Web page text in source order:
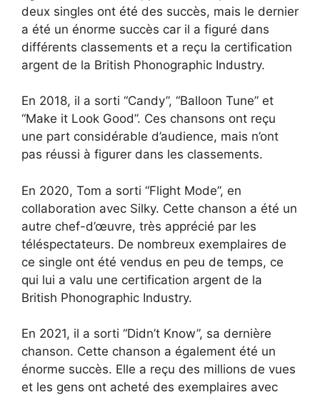
deux singles ont été des succès, mais le dernier
a été un énorme succès car il a figuré dans
différents classements et a reçu la certification
argent de la British Phonographic Industry.
En 2018, il a sorti “Candy”, “Balloon Tune” et
“Make it Look Good”. Ces chansons ont reçu
une part considérable d’audience, mais n’ont
pas réussi à figurer dans les classements.
En 2020, Tom a sorti “Flight Mode”, en
collaboration avec Silky. Cette chanson a été un
autre chef-d’œuvre, très apprécié par les
téléspectateurs. De nombreux exemplaires de
ce single ont été vendus en peu de temps, ce
qui lui a valu une certification argent de la
British Phonographic Industry.
En 2021, il a sorti “Didn’t Know”, sa dernière
chanson. Cette chanson a également été un
énorme succès. Elle a reçu des millions de vues
et les gens ont acheté des exemplaires avec